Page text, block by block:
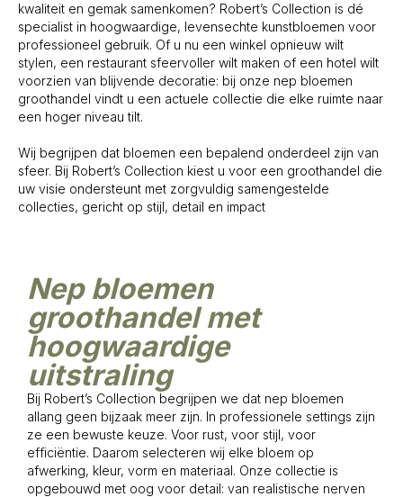
kwaliteit en gemak samenkomen? Robert’s Collection is dé
specialist in hoogwaardige, levensechte kunstbloemen voor
professioneel gebruik. Of u nu een winkel opnieuw wilt
stylen, een restaurant sfeervoller wilt maken of een hotel wilt
voorzien van blijvende decoratie: bij onze nep bloemen
groothandel vindt u een actuele collectie die elke ruimte naar
een hoger niveau tilt.
Wij begrijpen dat bloemen een bepalend onderdeel zijn van
sfeer. Bij Robert’s Collection kiest u voor een groothandel die
uw visie ondersteunt met zorgvuldig samengestelde
collecties, gericht op stijl, detail en impact
Nep bloemen
groothandel met
hoogwaardige
uitstraling
Bij Robert’s Collection begrijpen we dat nep bloemen
allang geen bijzaak meer zijn. In professionele settings zijn
ze een bewuste keuze. Voor rust, voor stijl, voor
efficiëntie. Daarom selecteren wij elke bloem op
afwerking, kleur, vorm en materiaal. Onze collectie is
opgebouwd met oog voor detail: van realistische nerven